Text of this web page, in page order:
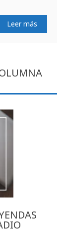
Leer más